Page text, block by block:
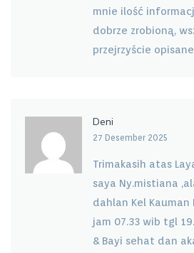
mnie ilość
dobrze zrobioną,
przejrzyście opisane
Deni
27 Desember 2025
Trimakasih atas
saya Ny.mistiana
dahlan Kel
jam 07.33 wib tgl
& Bayi sehat dan